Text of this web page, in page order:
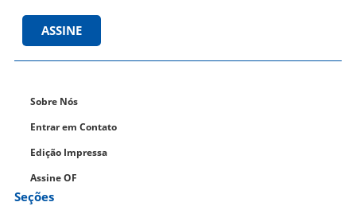
ASSINE
Sobre Nós
Entrar em Contato
Edição Impressa
Assine OF
Seções